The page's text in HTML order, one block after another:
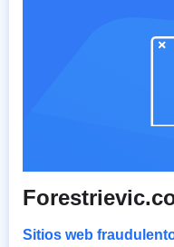
Sitios web